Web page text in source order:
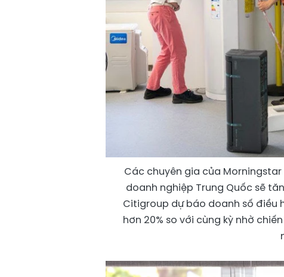
Các chuyên gia của
doanh nghiệp Trung Quốc sẽ
Citigroup dự báo doanh số điều
hơn 20% so với cùng kỳ nhờ